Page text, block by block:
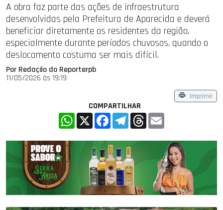
A obra faz parte das ações de infraestrutura
desenvolvidas pela Prefeitura de Aparecida e deverá
beneficiar diretamente os residentes da região,
especialmente durante períodos chuvosos, quando o
deslocamento costuma ser mais difícil.
Por Redação do Reporterpb
11/05/2026 às 19:19
Imprimir
COMPARTILHAR
WhatsApp
X FacebookTelegramThreads